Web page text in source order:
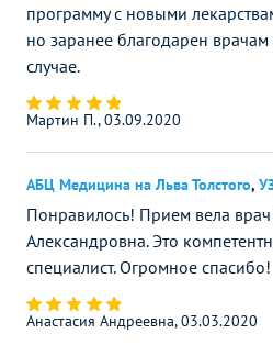
программу с новыми
но заранее благодарен врачам
случае.
Мартин П., 03.09.2020
АБЦ Медицина на Льва Толстого,
Понравилось! Прием вела
Александровна. Это
специалист. Огромное спасибо!
Анастасия Андреевна, 03.03.2020